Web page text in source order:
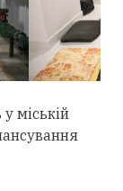
міській